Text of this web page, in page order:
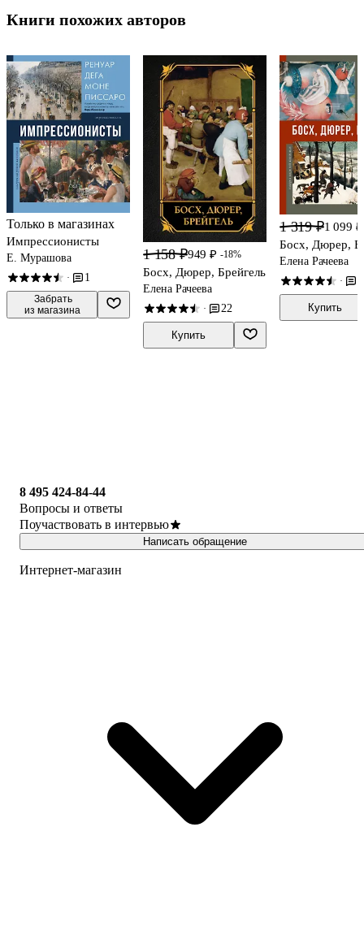
Книги похожих авторов
Только в магазинах
Импрессионисты
Е. Мурашова
· 1
Забрать
из магазина
1 158 ₽949 ₽ -18%
Босх, Дюрер, Брейгель
Елена Рачеева
· 22
Купить
1 319 ₽1 099 ₽
Босх, Дюрер,
Елена Рачеева
·
Купить
8 495 424-84-44
Вопросы и ответы
Поучаствовать в интервью
Написать обращение
Интернет-магазин